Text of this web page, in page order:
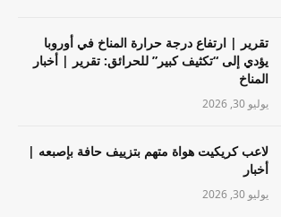
تقرير | ارتفاع درجة حرارة المناخ في أوروبا
يؤدي إلى “تكثيف كبير” للحرائق: تقرير | أخبار
المناخ
يوليو 30, 2026
لاعب كريكيت هواة متهم بتزييف حافة بإصبعه |
أخبار
يوليو 30, 2026